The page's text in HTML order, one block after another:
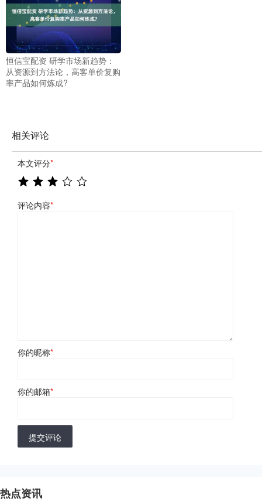
恒信宝配资 研学市场新趋势：
从资源到方法论，高客单价复购
率产品如何炼成?
相关评论
本文评分*
评论内容*
你的昵称*
你的邮箱*
提交评论
热点资讯